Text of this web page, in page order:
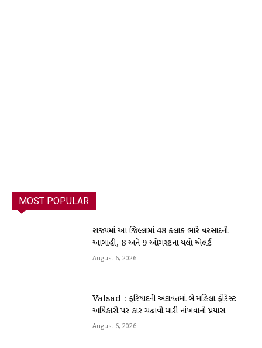
MOST POPULAR
રાજ્યમાં આ જિલ્લામાં 48 કલાક ભારે વરસાદની
આગાહી, 8 અને 9 ઓગસ્ટના યલો એલર્ટ
August 6, 2026
Valsad : ફરિયાદની અદાવતમાં બે મહિલા ફોરેસ્ટ
અધિકારી પર કાર ચઢાવી મારી નાંખવાનો પ્રયાસ
August 6, 2026